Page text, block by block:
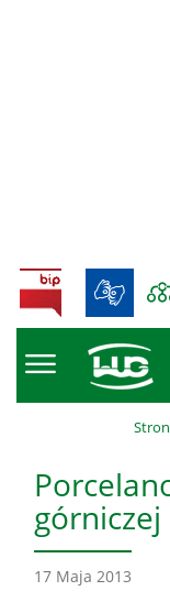
BIP
17 Maja 2013